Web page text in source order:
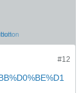
#12